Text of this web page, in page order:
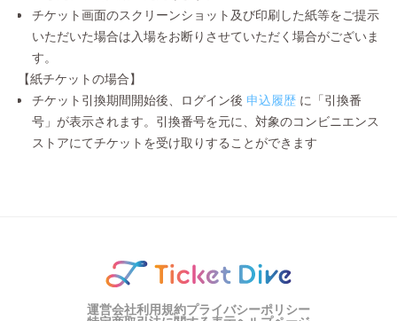
チケット画面のスクリーンショット及び印刷した紙等をご提示
いただいた場合は入場をお断りさせていただく場合がございま
す。
【紙チケットの場合】
チケット引換期間開始後、ログイン後 申込履歴 に「引換番
号」が表示されます。引換番号を元に、対象のコンビニエンス
ストアにてチケットを受け取りすることができます
運営会社利用規約プライバシーポリシー